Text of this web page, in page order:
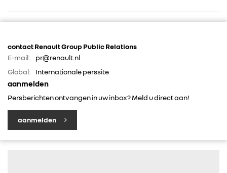
RENAULT GROUP
RENAULT
DACIA
contact Renault Group Public Relations
E-mail:
pr@renault.nl
Global:
Internationale perssite
aanmelden
Persberichten ontvangen in uw inbox? Meld u direct aan!
aanmelden